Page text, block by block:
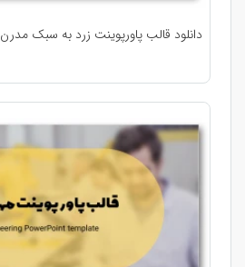
دانلود قالب پاورپوینت زرد به سبک مدرن